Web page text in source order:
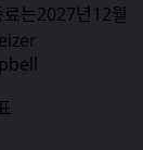
는2027년12월